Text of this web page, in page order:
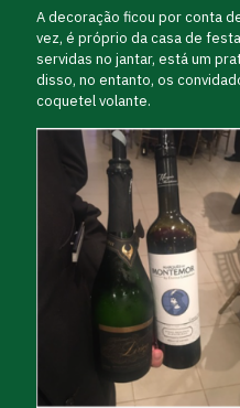
A decoração ficou por conta
vez, é próprio da casa de
servidas no jantar, está um
disso, no entanto, os
coquetel volante.